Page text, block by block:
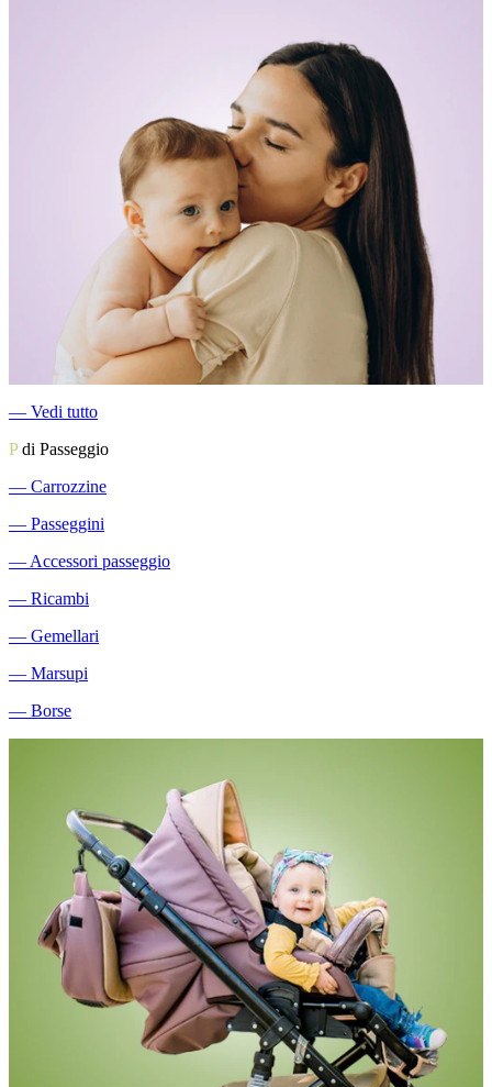
― Vedi tutto
Pdi Passeggio
― Carrozzine
― Passeggini
― Accessori passeggio
― Ricambi
― Gemellari
― Marsupi
― Borse